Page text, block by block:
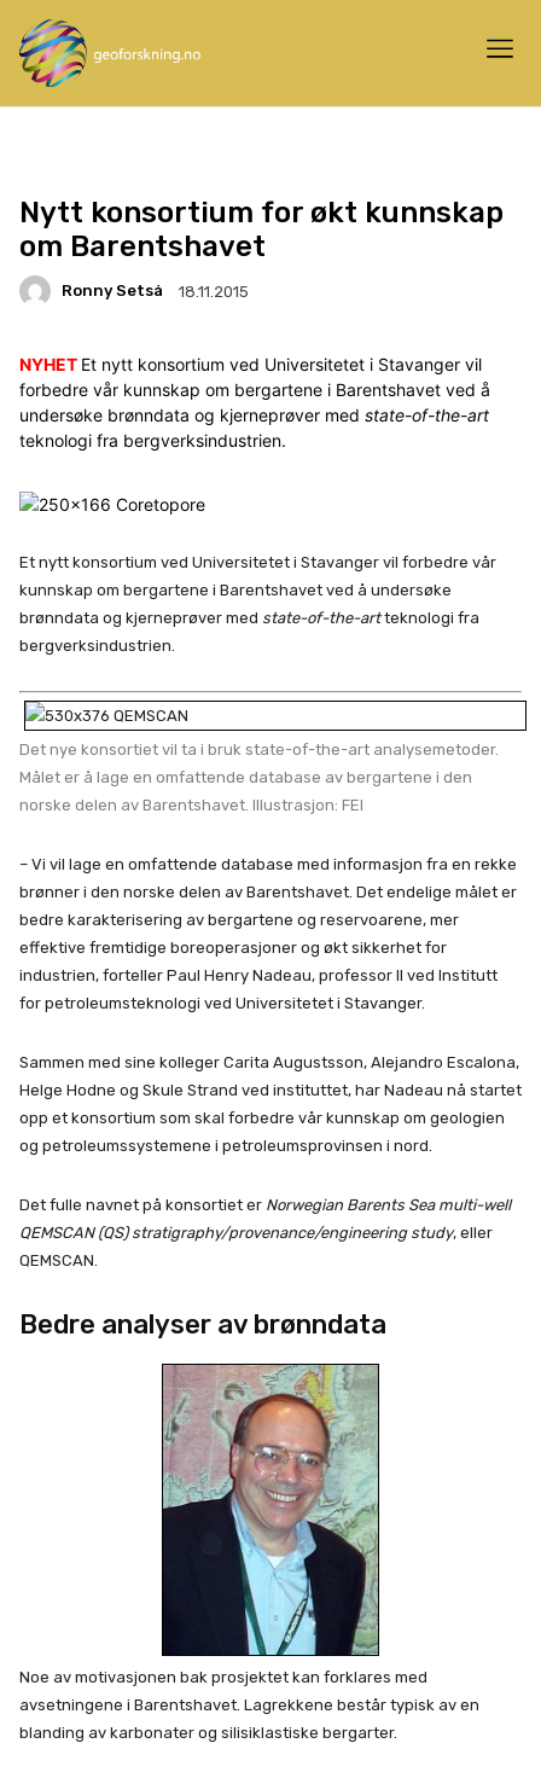
Nytt konsortium for økt kunnskap
om Barentshavet
Ronny Setså 18.11.2015
NYHET Et nytt konsortium ved Universitetet i Stavanger vil
forbedre vår kunnskap om bergartene i Barentshavet ved å
undersøke brønndata og kjerneprøver med state-of-the-art
teknologi fra bergverksindustrien.
Et nytt konsortium ved Universitetet i Stavanger vil forbedre vår
kunnskap om bergartene i Barentshavet ved å undersøke
brønndata og kjerneprøver med state-of-the-artteknologi fra
bergverksindustrien.
Det nye konsortiet vil ta i bruk state-of-the-art analysemetoder.
Målet er å lage en omfattende database av bergartene i den
norske delen av Barentshavet. Illustrasjon: FEI
– Vi vil lage en omfattende database med informasjon fra en rekke
brønner i den norske delen av Barentshavet. Det endelige målet er
bedre karakterisering av bergartene og reservoarene, mer
effektive fremtidige boreoperasjoner og økt sikkerhet for
industrien, forteller Paul Henry Nadeau, professor II ved Institutt
for petroleumsteknologi ved Universitetet i Stavanger.
Sammen med sine kolleger Carita Augustsson, Alejandro Escalona,
Helge Hodne og Skule Strand ved instituttet, har Nadeau nå startet
opp et konsortium som skal forbedre vår kunnskap om geologien
og petroleumssystemene i petroleumsprovinsen i nord.
Det fulle navnet på konsortiet er Norwegian Barents Sea multi-well
QEMSCAN (QS) stratigraphy/provenance/engineering study, eller
QEMSCAN.
Bedre analyser av brønndata
Noe av motivasjonen bak prosjektet kan forklares med
avsetningene i Barentshavet. Lagrekkene består typisk av en
blanding av karbonater og silisiklastiske bergarter.